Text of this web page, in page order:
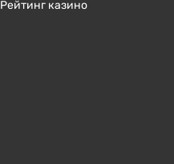
Рейтинг казино